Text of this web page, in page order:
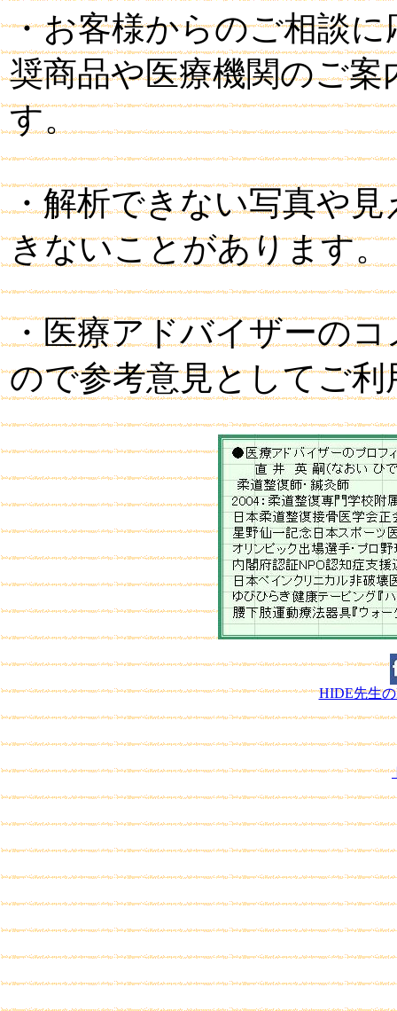
・お客様からのご相談
奨商品や医療機関のご
す。
・解析できない写真や
きないことがあります。
・医療アドバイザーの
ので参考意見としてご
HIDE先生